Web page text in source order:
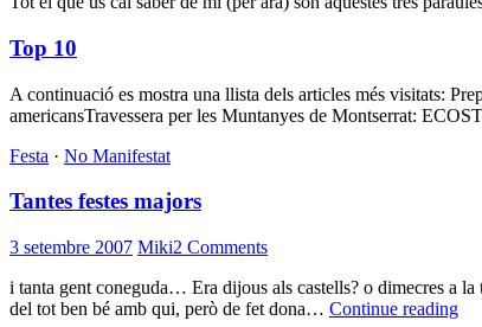
Top 10
A continuació es mostra una llista dels articles més visitats:
americansTravessera per les Muntanyes de Montserrat:
Festa · No Manifestat
Tantes festes majors
3 setembre 2007 Miki2 Comments
i tanta gent coneguda… Era dijous als castells? o dimecres a
del tot ben bé amb qui, però de fet dona… Continue reading